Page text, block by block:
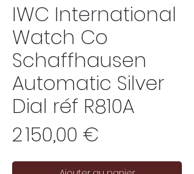
IWC International
Watch Co
Schaffhausen
Automatic Silver
Dial réf R810A
2 150,00 €